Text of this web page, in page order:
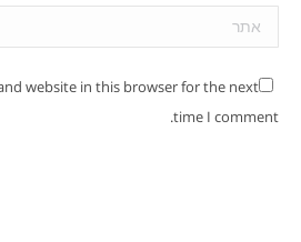
אתר
website in this browser for the next
time I comment.